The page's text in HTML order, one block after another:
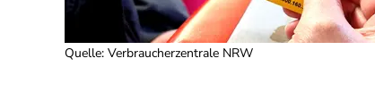
Quelle: Verbraucherzentrale NRW